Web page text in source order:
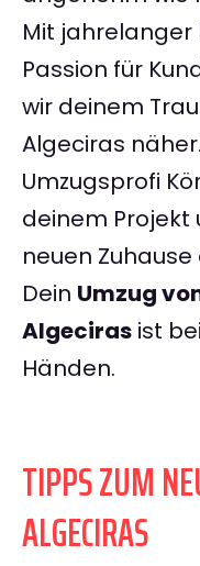
Mit jahrelanger
Passion für
wir deinem
Algeciras
Umzugsprofi
deinem
neuen
Dein Umzug
Algeciras ist
Händen.
TIPPS ZUM
ALGECIRAS